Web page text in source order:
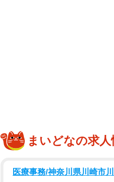
・大げさではなくご自身の身体
・無理されるくらいならキャン
・その時はご来館できないこ
まいどなの求人
医療事務/神奈川県川崎市